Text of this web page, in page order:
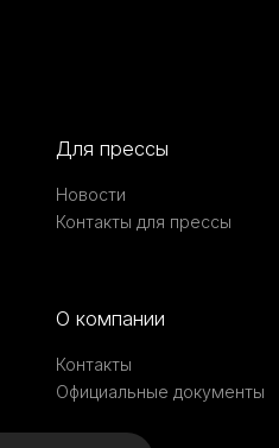
Для прессы
Новости
Контакты для прессы
О компании
Контакты
Официальные документы